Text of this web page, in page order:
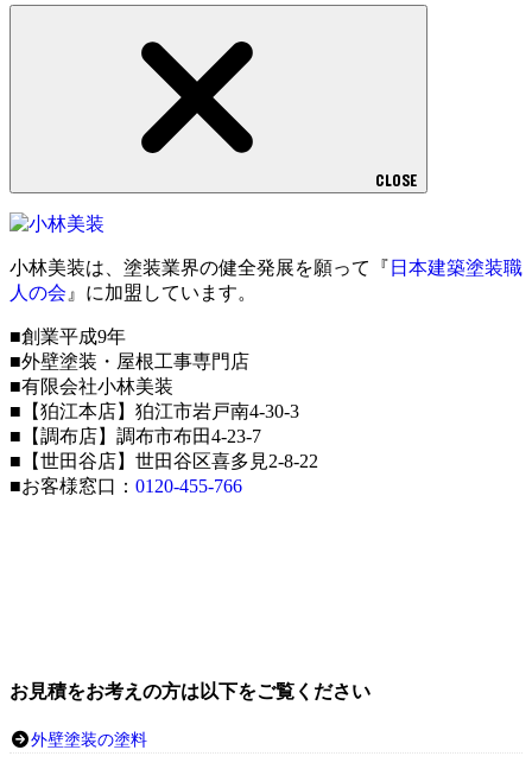
CLOSE
小林美装は、塗装業界の健全発展を願って『 日本建築塗装職
人の会 』に加盟しています。
■創業平成9年
■外壁塗装・屋根工事専門店
■有限会社小林美装
■【狛江本店】狛江市岩戸南4-30-3
■【調布店】調布市布田4-23-7
■【世田谷店】世田谷区喜多見2-8-22
■お客様窓口： 0120-455-766
お見積をお考えの方は以下をご覧ください
外壁塗装の塗料